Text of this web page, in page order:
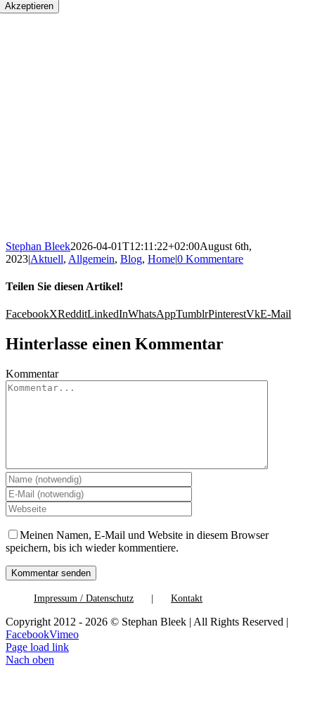
Akzeptieren
Stephan Bleek2026-04-01T12:11:22+02:00August 6th,
2023|Aktuell, Allgemein, Blog, Home|0 Kommentare
Teilen Sie diesen Artikel!
FacebookXRedditLinkedInWhatsAppTumblrPinterestVkE-Mail
Hinterlasse einen Kommentar
Kommentar
Meinen Namen, E-Mail und Website in diesem Browser
speichern, bis ich wieder kommentiere.
Impressum / Datenschutz Kontakt
Copyright 2012 - 2026 © Stephan Bleek | All Rights Reserved |
FacebookVimeo
Page load link
Nach oben